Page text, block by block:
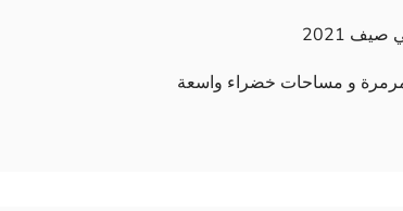
2021
و مساحات خضراء واسعة